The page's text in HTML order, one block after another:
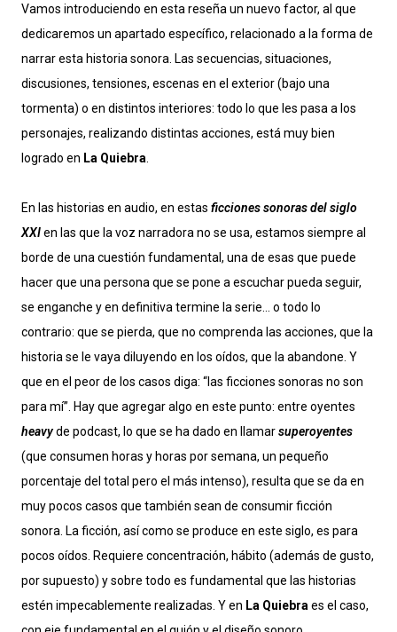
Vamos introduciendo en esta reseña un nuevo factor, al que
dedicaremos un apartado específico, relacionado a la forma de
narrar esta historia sonora. Las secuencias, situaciones,
discusiones, tensiones, escenas en el exterior (bajo una
tormenta) o en distintos interiores: todo lo que les pasa a los
personajes, realizando distintas acciones, está muy bien
logrado en La Quiebra
En las historias en audio, en estas ficciones sonoras del siglo
XXIen las que la voz narradora no se usa, estamos siempre al
borde de una cuestión fundamental, una de esas que puede
hacer que una persona que se pone a escuchar pueda seguir,
se enganche y en definitiva termine la serie… o todo lo
contrario: que se pierda, que no comprenda las acciones, que la
historia se le vaya diluyendo en los oídos, que la abandone. Y
que en el peor de los casos diga: “las ficciones sonoras no son
para mí”. Hay que agregar algo en este punto: entre oyentes
heavyde podcast, lo que se ha dado en llamarsuperoyentes
(que consumen horas y horas por semana, un pequeño
porcentaje del total pero el más intenso), resulta que se da en
muy pocos casos que también sean de consumir ficción
sonora. La ficción, así como se produce en este siglo, es para
pocos oídos. Requiere concentración, hábito (además de gusto,
por supuesto) y sobre todo es fundamental que las historias
estén impecablemente realizadas. Y en La Quiebra es el caso,